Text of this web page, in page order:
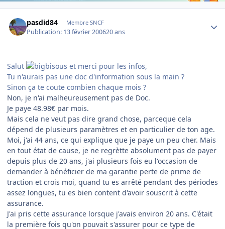
pasdid84 Membre SNCF
Publication: 13 février 200620 ans
Salut
et merci pour les infos,
Tu n'aurais pas une doc d'information sous la main ?
Sinon ça te coute combien chaque mois ?
Non, je n'ai malheureusement pas de Doc.
Je paye 48.98€ par mois.
Mais cela ne veut pas dire grand chose, parceque cela
dépend de plusieurs paramètres et en particulier de ton age.
Moi, j'ai 44 ans, ce qui explique que je paye un peu cher. Mais
en tout état de cause, je ne regrètte absolument pas de payer
depuis plus de 20 ans, j'ai plusieurs fois eu l'occasion de
demander à bénéficier de ma garantie perte de prime de
traction et crois moi, quand tu es arrêté pendant des périodes
assez longues, tu es bien content d'avoir souscrit à cette
assurance.
J'ai pris cette assurance lorsque j'avais environ 20 ans. C'était
la première fois qu'on pouvait s'assurer pour ce type de